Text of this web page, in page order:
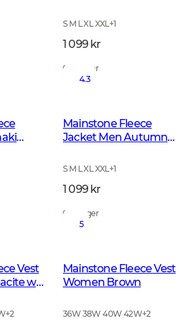
S M L XL XXL+1
1 099 kr
På lager
4.3
Mainstone Fleece
Jacket Men Autumn
S M L XL XXL+1
1 099 kr
På lager
Vest
w
+2
5
Mainstone Fleece Vest
Women Brown
36W 38W 40W 42W+2